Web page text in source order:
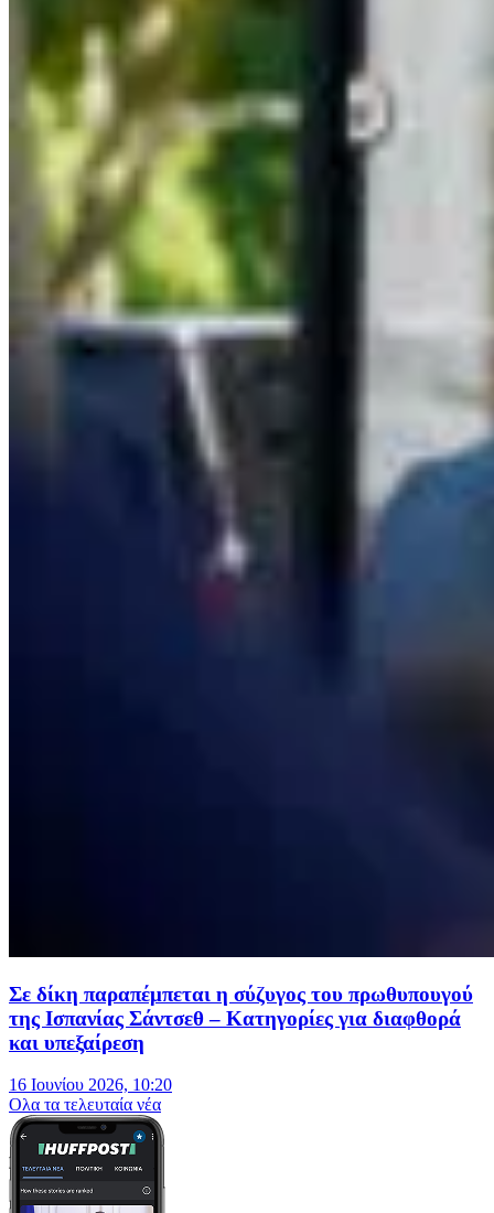
Σε δίκη παραπέμπεται η σύζυγος του πρωθυπουγού
της Ισπανίας Σάντσεθ – Κατηγορίες για διαφθορά
και υπεξαίρεση
16 Ιουνίου 2026, 10:20
Oλα τα τελευταία νέα